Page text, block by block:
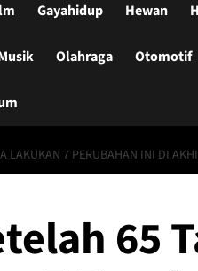
Gayahidup Hewan
Olahraga Otomotif
LAKUKAN 7 PERUBAHAN INI DI
65